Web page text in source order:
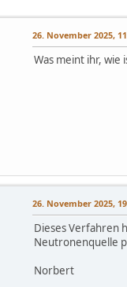
26. November 2025,
Was meint ihr, wie
26. November 2025,
Dieses Verfahren
Neutronenquelle
Norbert